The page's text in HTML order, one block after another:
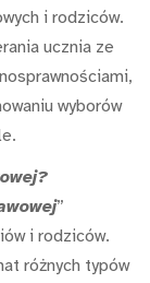
i rodziców.
ucznia ze
wyborów
”
i rodziców.
różnych typów